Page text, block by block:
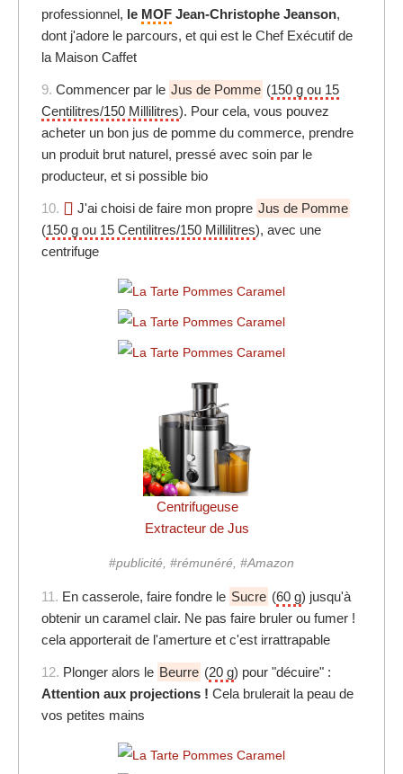
professionnel, le MOF Jean-Christophe Jeanson,
dont j'adore le parcours, et qui est le Chef Exécutif de
la Maison Caffet
9. Commencer par le Jus de Pomme (150 g ou 15
Centilitres/150 Millilitres). Pour cela, vous pouvez
acheter un bon jus de pomme du commerce, prendre
un produit brut naturel, pressé avec soin par le
producteur, et si possible bio
10. J'ai choisi de faire mon propre Jus de Pomme
(150 g ou 15 Centilitres/150 Millilitres), avec une
centrifuge
Centrifugeuse
Extracteur de Jus
#publicité, #rémunéré, #Amazon
11. En casserole, faire fondre le Sucre (60 g) jusqu'à
obtenir un caramel clair. Ne pas faire bruler ou fumer !
cela apporterait de l'amerture et c'est irrattrapable
12. Plonger alors le Beurre (20 g) pour "décuire" :
Attention aux projections ! Cela brulerait la peau de
vos petites mains